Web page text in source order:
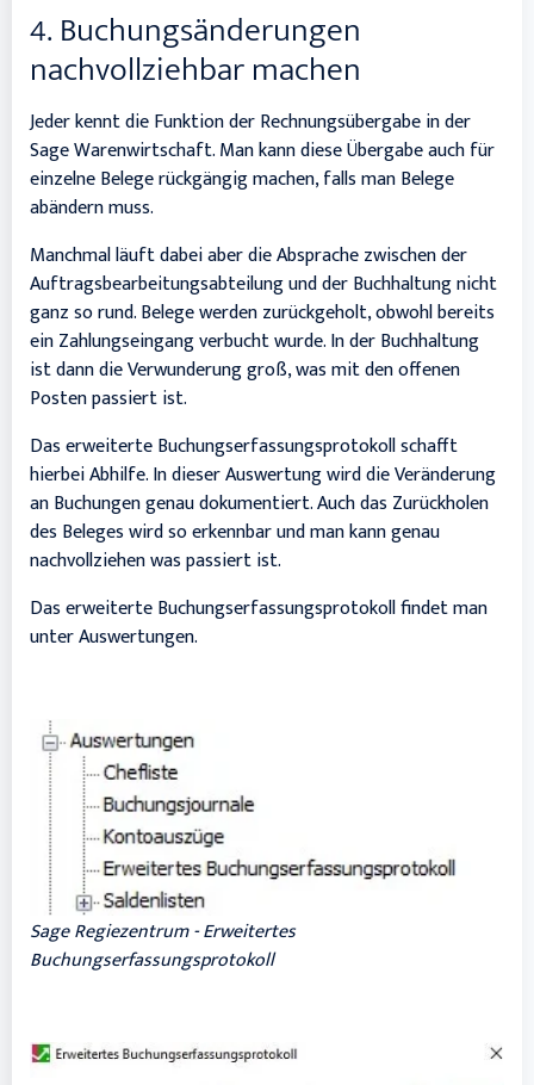
4. Buchungsänderungen
nachvollziehbar machen
Jeder kennt die Funktion der Rechnungsübergabe in der
Sage Warenwirtschaft. Man kann diese Übergabe auch für
einzelne Belege rückgängig machen, falls man Belege
abändern muss.
Manchmal läuft dabei aber die Absprache zwischen der
Auftragsbearbeitungsabteilung und der Buchhaltung nicht
ganz so rund. Belege werden zurückgeholt, obwohl bereits
ein Zahlungseingang verbucht wurde. In der Buchhaltung
ist dann die Verwunderung groß, was mit den offenen
Posten passiert ist.
Das erweiterte Buchungserfassungsprotokoll schafft
hierbei Abhilfe. In dieser Auswertung wird die Veränderung
an Buchungen genau dokumentiert. Auch das Zurückholen
des Beleges wird so erkennbar und man kann genau
nachvollziehen was passiert ist.
Das erweiterte Buchungserfassungsprotokoll findet man
unter Auswertungen.
Sage Regiezentrum - Erweitertes
Buchungserfassungsprotokoll